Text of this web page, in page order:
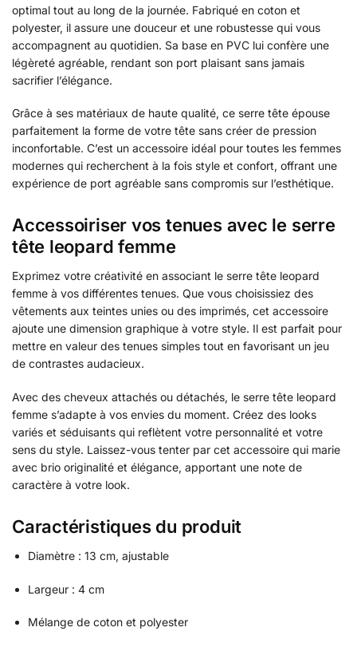
optimal tout au long de la journée. Fabriqué en coton et
polyester, il assure une douceur et une robustesse qui vous
accompagnent au quotidien. Sa base en PVC lui confère une
légèreté agréable, rendant son port plaisant sans jamais
sacrifier l’élégance.
Grâce à ses matériaux de haute qualité, ce serre tête épouse
parfaitement la forme de votre tête sans créer de pression
inconfortable. C’est un accessoire idéal pour toutes les femmes
modernes qui recherchent à la fois style et confort, offrant une
expérience de port agréable sans compromis sur l’esthétique.
Accessoiriser vos tenues avec le serre
tête leopard femme
Exprimez votre créativité en associant le serre tête leopard
femme à vos différentes tenues. Que vous choisissiez des
vêtements aux teintes unies ou des imprimés, cet accessoire
ajoute une dimension graphique à votre style. Il est parfait pour
mettre en valeur des tenues simples tout en favorisant un jeu
de contrastes audacieux.
Avec des cheveux attachés ou détachés, le serre tête leopard
femme s’adapte à vos envies du moment. Créez des looks
variés et séduisants qui reflètent votre personnalité et votre
sens du style. Laissez-vous tenter par cet accessoire qui marie
avec brio originalité et élégance, apportant une note de
caractère à votre look.
Caractéristiques du produit
Diamètre : 13 cm, ajustable
Largeur : 4 cm
Mélange de coton et polyester